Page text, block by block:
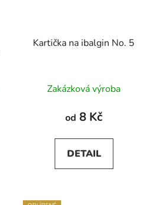
Kartička na ibalgin No. 5
hodnocení
produktu
5,0
z
Zakázková výroba
od 8 Kč
DETAIL